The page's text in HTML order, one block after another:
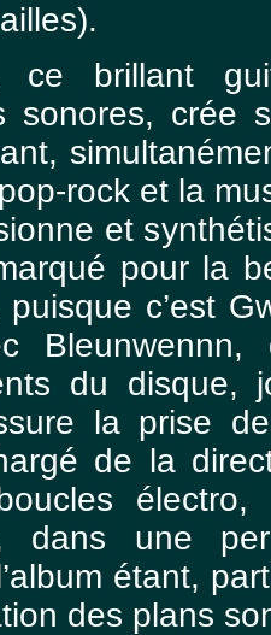
ce brillant
sonores, crée
rock et la
et
pour la
puisque c’est
du disque,
la prise
de la
électro,
dans une
étant,
des plans